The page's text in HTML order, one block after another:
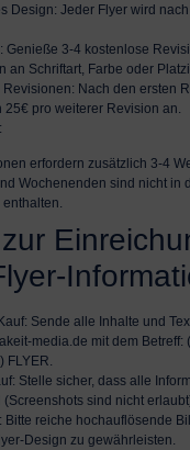
Design: Jeder Flyer wird
Genieße 3-4 kostenlose
an Schriftart, Farbe oder
Revisionen: Nach den ersten
25€ pro weiterer Revision an.
erfordern zusätzlich 3-4
Wochenenden sind nicht in
Sende alle Inhalte und
media.de mit dem Betreff:
FLYER.
Stelle sicher, dass alle
sind nicht
Bitte reiche hochauflösende
Design zu gewährleisten.